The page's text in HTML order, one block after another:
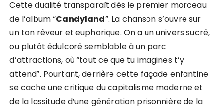
Cette dualité transparaît dès le premier morceau
de l’album “Candyland”. La chanson s’ouvre sur
un ton rêveur et euphorique. On a un univers sucré,
ou plutôt édulcoré semblable à un parc
d’attractions, où “tout ce que tu imagines t’y
attend”. Pourtant, derrière cette façade enfantine
se cache une critique du capitalisme moderne et
de la lassitude d’une génération prisonnière de la